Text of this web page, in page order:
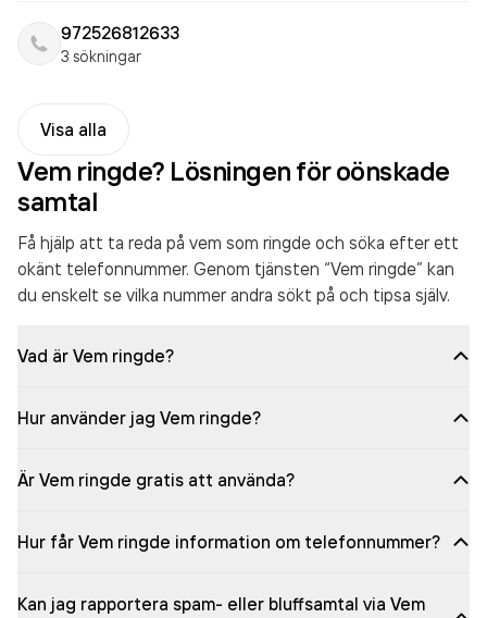
972526812633
3 sökningar
Visa alla
Vem ringde? Lösningen för oönskade
samtal
Få hjälp att ta reda på vem som ringde och söka efter ett
okänt telefonnummer. Genom tjänsten “Vem ringde” kan
du enskelt se vilka nummer andra sökt på och tipsa själv.
Vad är Vem ringde?
Hur använder jag Vem ringde?
Är Vem ringde gratis att använda?
Hur får Vem ringde information om telefonnummer?
Kan jag rapportera spam- eller bluffsamtal via Vem